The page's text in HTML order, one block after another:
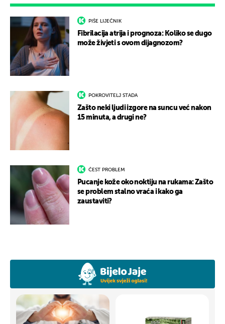
PIŠE LIJEČNIK
Fibrilacija atrija i prognoza: Koliko se dugo
može živjeti s ovom dijagnozom?
POKROVITELJ STADA
Zašto neki ljudi izgore na suncu već nakon
15 minuta, a drugi ne?
ČEST PROBLEM
Pucanje kože oko noktiju na rukama: Zašto
se problem stalno vraća i kako ga
zaustaviti?